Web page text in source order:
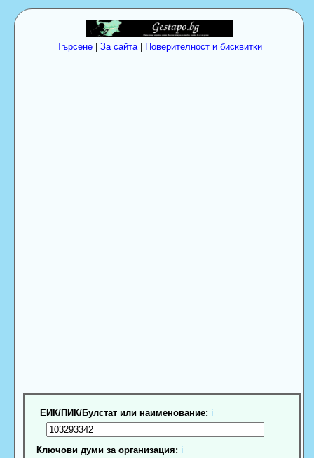
Търсене| За сайта| Поверителност и бисквитки
ЕИК/ПИК/Булстат или наименование: ℹ
Ключови думи за организация: ℹ